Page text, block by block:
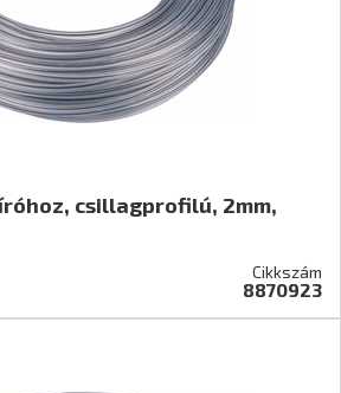
csillagprofilú, 2mm,
Cikkszám
8870923